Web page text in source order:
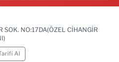
SOK. NO:17DA(ÖZEL CİHANGİR
Al